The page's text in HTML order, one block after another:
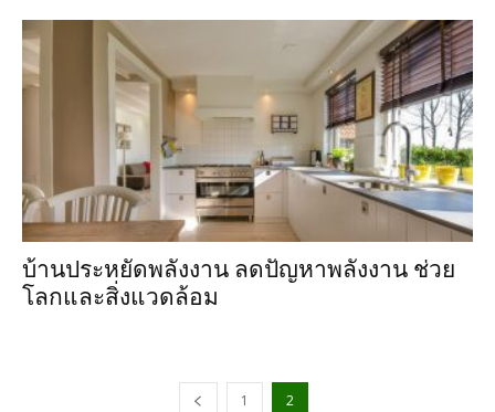
บ้านประหยัดพลังงาน ลดปัญหาพลังงาน ช่วย
โลกและสิ่งแวดล้อม
1 2